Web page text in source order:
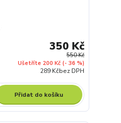
550 Kč
Ušetříte 200 Kč (- 36 %)
350 Kč
289 Kčbez DPH
Přidat do košíku